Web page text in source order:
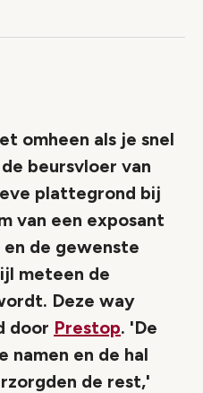
omheen als je snel
beursvloer van
plattegrond bij
van een exposant
de gewenste
meteen de
Deze way
door Prestop. 'De
namen en de hal
de rest,'